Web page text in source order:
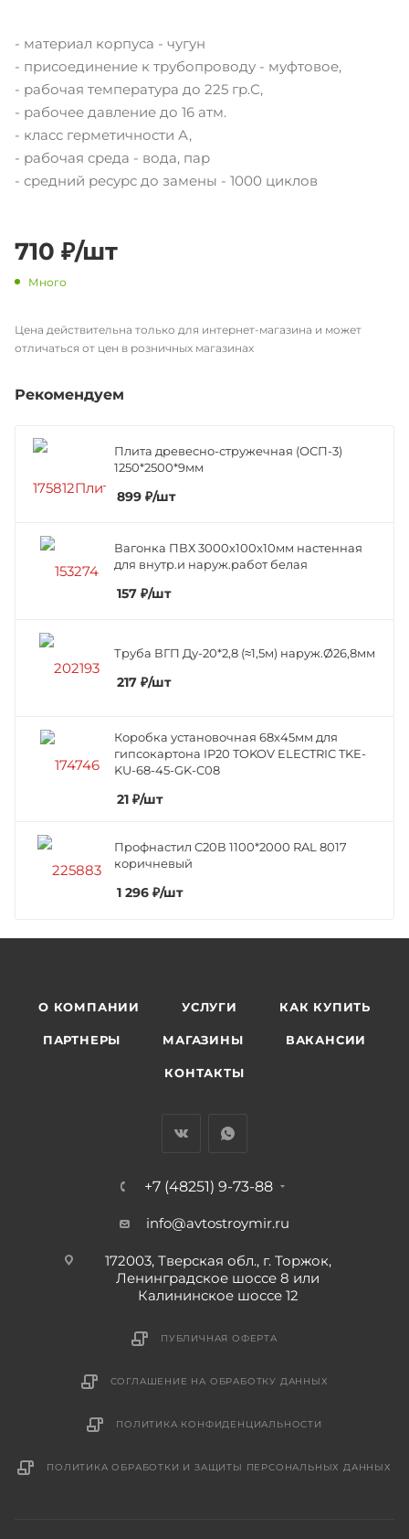
- материал корпуса - чугун
- присоединение к трубопроводу - муфтовое,
- рабочая температура до 225 гр.С,
- рабочее давление до 16 атм.
- класс герметичности А,
- рабочая среда - вода, пар
- средний ресурс до замены - 1000 циклов
710 ₽/шт
Много
Цена действительна только для интернет-магазина и может
отличаться от цен в розничных магазинах
Рекомендуем
Плита древесно-стружечная (ОСП-3)
1250*2500*9мм
899 ₽/шт
Вагонка ПВХ 3000х100х10мм настенная
для внутр.и наруж.работ белая
157 ₽/шт
Труба ВГП Ду-20*2,8 (≈1,5м) наруж.Ø26,8мм
217 ₽/шт
Коробка установочная 68х45мм для
гипсокартона IP20 TOKOV ELECTRIC TKE-
KU-68-45-GK-C08
21 ₽/шт
Профнастил C20В 1100*2000 RAL 8017
коричневый
1 296 ₽/шт
О КОМПАНИИ УСЛУГИ КАК КУПИТЬ
ПАРТНЕРЫ МАГАЗИНЫ ВАКАНСИИ
КОНТАКТЫ
+7 (48251) 9-73-88
info@avtostroymir.ru
172003, Тверская обл., г. Торжок,
Ленинградское шоссе 8 или
Калининское шоссе 12
ПУБЛИЧНАЯ ОФЕРТА
СОГЛАШЕНИЕ НА ОБРАБОТКУ ДАННЫХ
ПОЛИТИКА КОНФИДЕНЦИАЛЬНОСТИ
ПОЛИТИКА ОБРАБОТКИ И ЗАЩИТЫ ПЕРСОНАЛЬНЫХ ДАННЫХ